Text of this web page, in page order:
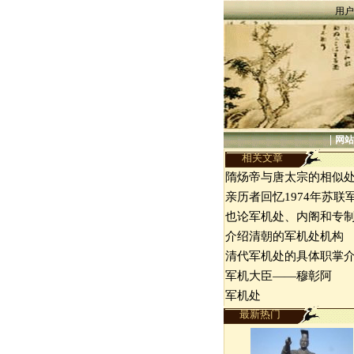
用
|网
相关文章
隋炀帝与唐太宗的相似
亲历者回忆1974年苏联
也论军机处、内阁和专
介绍清朝的军机处机构
清代军机处的具体职掌
军机大臣——穆彰阿
军机处
最新热门